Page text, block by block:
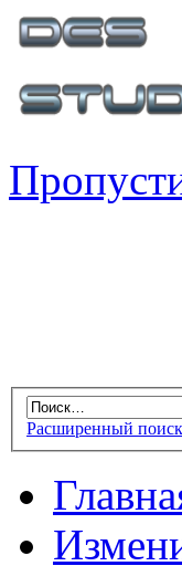
Расширенный поиск